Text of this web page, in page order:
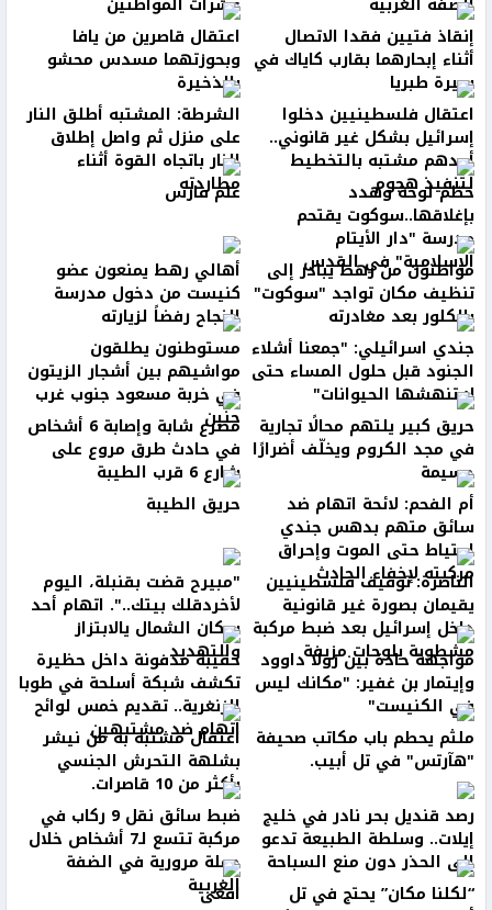
إنقاذ فتيين فقدا الاتصال
أثناء إبحارهما بقارب كاياك في
بحيرة طبريا
اعتقال قاصرين من يافا
وبحوزتهما مسدس محشو
بالذخيرة
اعتقال فلسطينيين دخلوا
إسرائيل بشكل غير قانوني..
أحدهم مشتبه بالتخطيط
لتنفيذ هجوم
الشرطة: المشتبه أطلق النار
على منزل ثم واصل إطلاق
النار باتجاه القوة أثناء
مطاردته حطّم لوحة وهدد
بإغلاقها..سوكوت يقتحم
مدرسة "دار الأيتام
الإسلامية" في القدس
علم فارس
مواطنون من رهط يبادر إلى
تنظيف مكان تواجد "سوكوت"
بالكلور بعد مغادرته
أهالي رهط يمنعون عضو
كنيست من دخول مدرسة
النجاح رفضاً لزيارته
جندي اسرائيلي: "جمعنا أشلاء
الجنود قبل حلول المساء حتى
لا تنهشها الحيوانات"
مستوطنون يطلقون
مواشيهم بين أشجار الزيتون
في خربة مسعود جنوب غرب
جنين حريق كبير يلتهم محالًا تجارية
في مجد الكروم ويخلّف أضرارًا
جسيمة
مصرع شابة وإصابة 6 أشخاص
في حادث طرق مروع على
شارع 6 قرب الطيبة
أم الفحم: لائحة اتهام ضد
سائق متهم بدهس جندي
احتياط حتى الموت وإحراق
مركبته لإخفاء الحادث
حريق الطيبة
الناصرة: توقيف فلسطينيين
يقيمان بصورة غير قانونية
داخل إسرائيل بعد ضبط مركبة
مشطوبة بلوحات مزيفة
"مبيرح قضت بقنبلة، اليوم
لأخردقلك بيتك..". اتهام أحد
سكان الشمال يالابتزاز
والتهديد مواجهة حادة بين رولا داوود
وإيتمار بن غفير: "مكانك ليس
في الكنيست"
حقيبة مدفونة داخل حظيرة
تكشف شبكة أسلحة في طوبا
الزنغرية.. تقديم خمس لوائح
اتهام ضد مشتبهين ملثم يحطم باب مكاتب صحيفة
"هآرتس" في تل أبيب.
اعتقال مشتبه به من نيشر
بشلهة التحرش الجنسي
بأكثر من 10 قاصرات.
رصد قنديل بحر نادر في خليج
إيلات.. وسلطة الطبيعة تدعو
إلى الحذر دون منع السباحة
ضبط سائق نقل 9 ركاب في
مركبة تتسع لـ7 أشخاص خلال
حملة مرورية في الضفة
الغربية “لكلنا مكان” يحتج في تل افعى